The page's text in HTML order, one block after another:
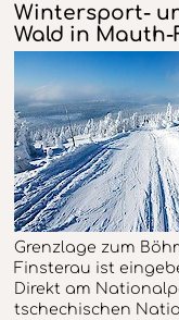
Wintersport-
Wald in
Grenzlage zum
Finsterau ist
Direkt am
tschechischen